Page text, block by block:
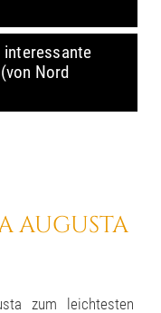
in­ter­es­san­te
Nord
AUGUSTA
zum leichtesten